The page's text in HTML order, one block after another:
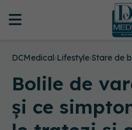
DCMedical›Lifestyle›Stare de
Bolile de
și ce